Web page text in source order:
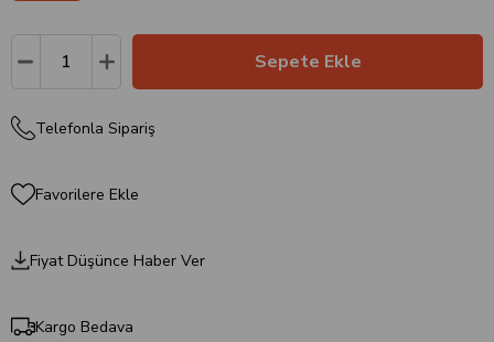
Telefonla Sipariş
Favorilere Ekle
Fiyat Düşünce Haber Ver
Kargo Bedava